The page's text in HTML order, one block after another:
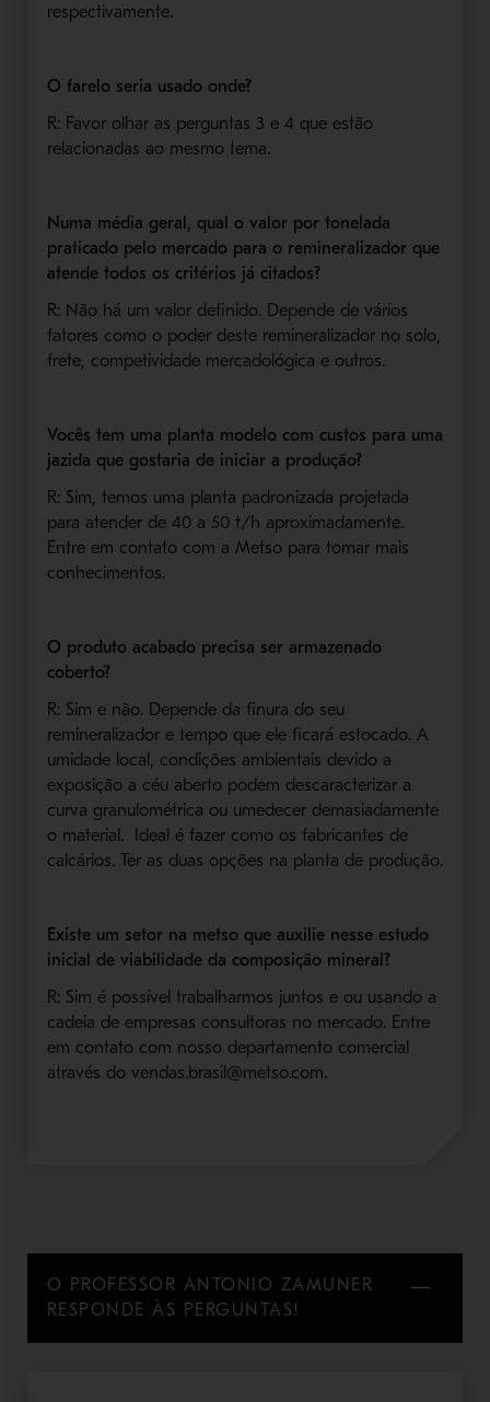
respectivamente.
O farelo seria usado onde?
R: Favor olhar as perguntas 3 e 4 que estão
relacionadas ao mesmo tema.
Numa média geral, qual o valor por tonelada
praticado pelo mercado para o remineralizador que
atende todos os critérios já citados?
R: Não há um valor definido. Depende de vários
fatores como o poder deste remineralizador no solo,
frete, competividade mercadológica e outros.
Vocês tem uma planta modelo com custos para uma
jazida que gostaria de iniciar a produção?
R: Sim, temos uma planta padronizada projetada
para atender de 40 a 50 t/h aproximadamente.
Entre em contato com a Metso para tomar mais
conhecimentos.
O produto acabado precisa ser armazenado
coberto?
R: Sim e não. Depende da finura do seu
remineralizador e tempo que ele ficará estocado. A
umidade local, condições ambientais devido a
exposição a céu aberto podem descaracterizar a
curva granulométrica ou umedecer demasiadamente
o material. Ideal é fazer como os fabricantes de
calcários. Ter as duas opções na planta de produção.
Existe um setor na metso que auxilie nesse estudo
inicial de viabilidade da composição mineral?
R: Sim é possível trabalharmos juntos e ou usando a
cadeia de empresas consultoras no mercado. Entre
em contato com nosso departamento comercial
através do vendas.brasil@metso.com.
O PROFESSOR ANTONIO ZAMUNER
RESPONDE ÀS PERGUNTAS!